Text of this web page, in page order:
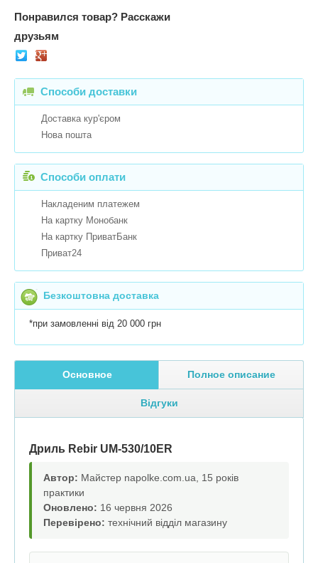
Понравился товар? Расскажи
друзьям
Способи доставки
Доставка кур'єром
Нова пошта
Способи оплати
Накладеним платежем
На картку Монобанк
На картку ПриватБанк
Приват24
Безкоштовна доставка
*при замовленні від 20 000 грн
Основное Полное описание
Відгуки
Дриль Rebir UM-530/10ER
Автор: Майстер napolke.com.ua, 15 років
практики
Оновлено: 16 червня 2026
Перевірено: технічний відділ магазину